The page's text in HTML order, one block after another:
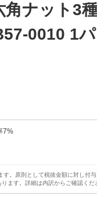
角ナット3
0010 1
7%
。原則として税抜金額に対し付
ます。詳細は内訳からご確認くだ